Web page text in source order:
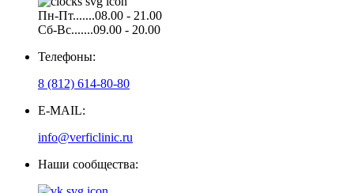
Пн-Пт.......08.00 - 21.00
Сб-Вс.......09.00 - 20.00
Телефоны:
8 (812) 614-80-80
E-MAIL:
info@verficlinic.ru
Наши сообщества: